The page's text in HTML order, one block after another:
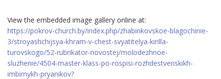
View the embedded image gallery online at:
https://pokrov-church.by/index.php/zhabinkovskoe-blagochinie-
3/stroyashchijsya-khram-v-chest-svyatitelya-kirilla-
turovskogo/52-rubrikator-novostej/molodezhnoe-
sluzhenie/4504-master-klass-po-rospisi-rozhdestvenskikh-
imbirnykh-pryanikov?